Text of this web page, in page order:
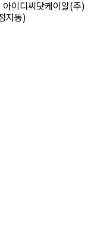
이디씨닷케이알(주)
자동)